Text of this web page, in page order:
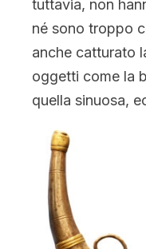
tuttavia, non
né sono troppo
anche catturato
oggetti come la
quella sinuosa,